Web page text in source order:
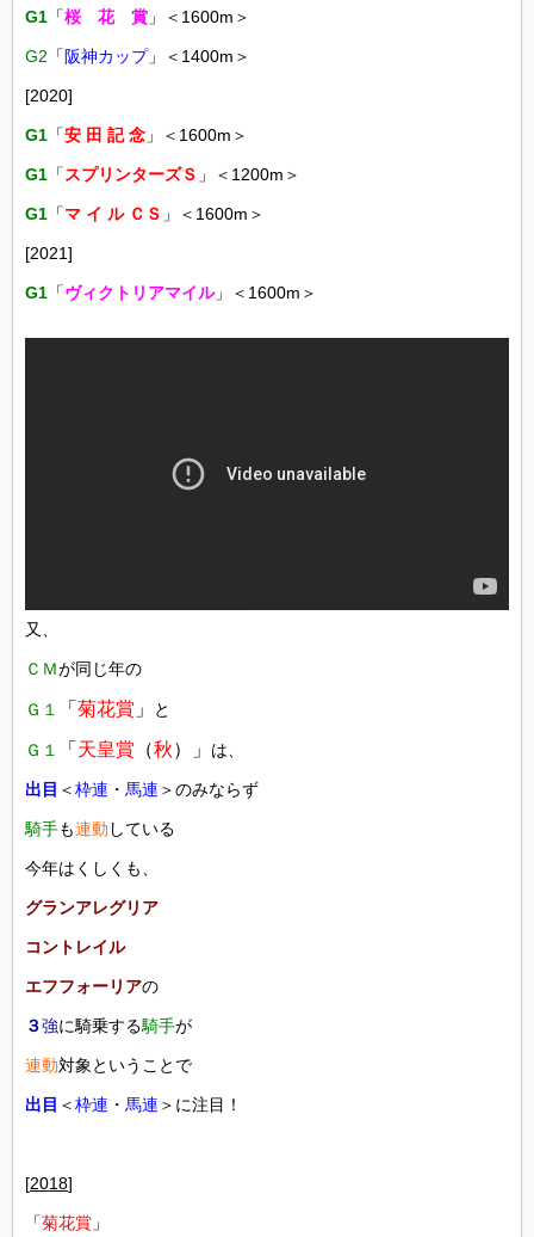
G1 「桜 花 賞 」＜1600m＞
G2 「 阪神カップ」＜1400m＞
[2020]
G1 「安 田 記 念 」＜1600m＞
G1 「 スプリンターズＳ 」＜1200m＞
G1 「マ イ ル ＣＳ 」＜1600m＞
[2021]
G1 「ヴィクトリアマイル」＜1600m＞
又、
ＣＭが同じ年の
Ｇ１ 「 菊花賞 」 と
Ｇ１ 「 天皇賞 （秋）」 は、
出目 ＜枠連 ・ 馬連 ＞のみならず
騎手も連動 している
今年はくしくも、
グランアレグリア
コントレイル
エフフォーリアの
３強に騎乗する騎手が
連動対象ということで
出目 ＜枠連 ・ 馬連 ＞に注目！
[2018]
「菊花賞 」